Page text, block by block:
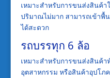
เหมาะสำหรับการขนส่งสินค้า
ปริมาณไม่มาก สามารถเข้าพื้
ได้สะดวก
รถบรรทุก 6 ล้อ
เหมาะสำหรับการขนส่งสินค้
อุตสาหกรรม หรือสินค้าอุปโภ